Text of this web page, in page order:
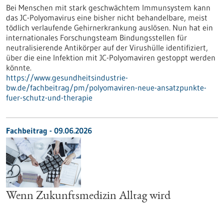
Bei Menschen mit stark geschwächtem Immunsystem kann
das JC-Polyomavirus eine bisher nicht behandelbare, meist
tödlich verlaufende Gehirnerkrankung auslösen. Nun hat ein
internationales Forschungsteam Bindungsstellen für
neutralisierende Antikörper auf der Virushülle identifiziert,
über die eine Infektion mit JC-Polyomaviren gestoppt werden
könnte.
https://www.gesundheitsindustrie-
bw.de/fachbeitrag/pm/polyomaviren-neue-ansatzpunkte-
fuer-schutz-und-therapie
Fachbeitrag - 09.06.2026
Wenn Zukunftsmedizin Alltag wird